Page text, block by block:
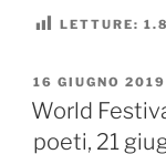
LETTURE:
PUBBLICATO
IL
16 GIUGNO 2019
World
poeti, 21